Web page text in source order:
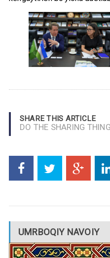
SHARE THIS ARTICLE
DO THE SHARING
UMRBOQIY NAVOIY